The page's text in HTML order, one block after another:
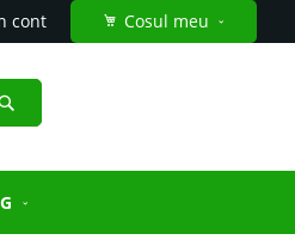
Cosul meu
cont